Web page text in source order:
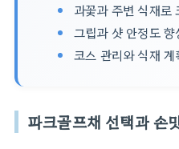
과꽃과 주변 식재로
그립과 샷 안정도
코스 관리와 식재 계
파크골프채 선택과 손